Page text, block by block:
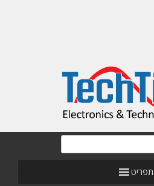
תפריט